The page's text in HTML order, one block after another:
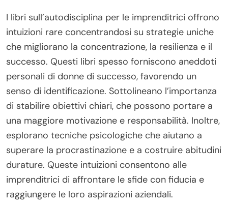
I libri sull’autodisciplina per le imprenditrici offrono
intuizioni rare concentrandosi su strategie uniche
che migliorano la concentrazione, la resilienza e il
successo. Questi libri spesso forniscono aneddoti
personali di donne di successo, favorendo un
senso di identificazione. Sottolineano l’importanza
di stabilire obiettivi chiari, che possono portare a
una maggiore motivazione e responsabilità. Inoltre,
esplorano tecniche psicologiche che aiutano a
superare la procrastinazione e a costruire abitudini
durature. Queste intuizioni consentono alle
imprenditrici di affrontare le sfide con fiducia e
raggiungere le loro aspirazioni aziendali.